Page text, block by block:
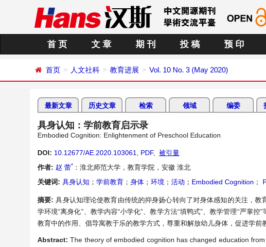
首 页 文 章 期 刊 投 稿 预 印
首页 人文社科 教育进展 Vol. 10 No. 3 (May 2020)
最新文章 历史文章 检索 领域 编委
具身认知：学前教育启示录
Embodied Cognition: Enlightenment of Preschool Education
DOI: 10.12677/AE.2020.103061 PDF,
被引量
作者: 赵 蕾* ：淮北师范大学，教育学院，安徽 淮北
关键词: 具身认知 ； 学前教育 ； 身体 ； 环境 ； 活动 ； Embodied Cognition ；
摘要:具身认知理论使教育由传统的抑身扬心转向了对身体感知的关注，
学环境“离身化”、教学内容“小学化”、教学方法“填鸭式”、教学管理“严掌
教育中的作用、倡导寓教于乐的教学方式，尊重和解放幼儿身体，促进学前
Abstract:The theory of embodied cognition has changed education